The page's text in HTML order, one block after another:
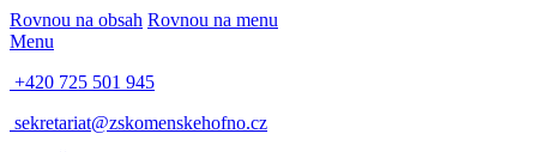
Rovnou na obsah Rovnou na menu
Menu
+420 725 501 945
sekretariat@zskomenskehofno.cz